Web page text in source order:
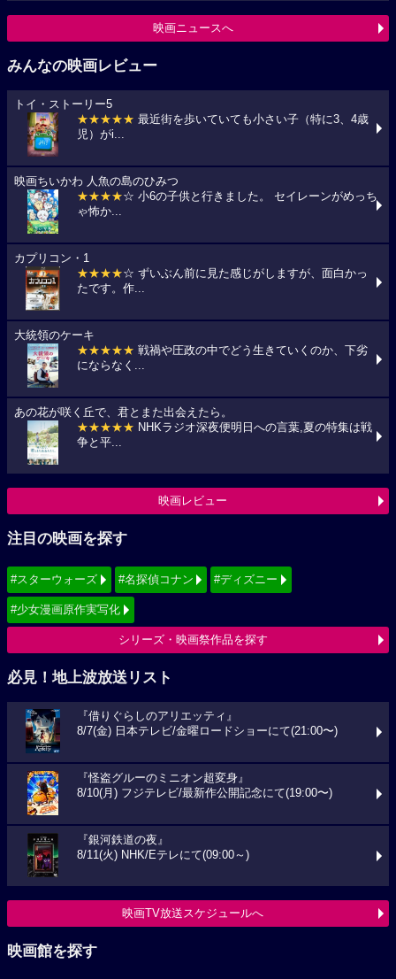
映画ニュースへ
みんなの映画レビュー
トイ・ストーリー5
★★★★★ 最近街を歩いていても小さい子（特に3、4歳
児）がi...
映画ちいかわ 人魚の島のひみつ
★★★★☆ 小6の子供と行きました。 セイレーンがめっち
ゃ怖か...
カプリコン・1
★★★★☆ ずいぶん前に見た感じがしますが、面白かっ
たです。作...
大統領のケーキ
★★★★★ 戦禍や圧政の中でどう生きていくのか、下劣
にならなく...
あの花が咲く丘で、君とまた出会えたら。
★★★★★ NHKラジオ深夜便明日への言葉,夏の特集は戦
争と平...
映画レビュー
注目の映画を探す
#スターウォーズ #名探偵コナン #ディズニー
#少女漫画原作実写化
シリーズ・映画祭作品を探す
必見！地上波放送リスト
『借りぐらしのアリエッティ』
8/7(金) 日本テレビ/金曜ロードショーにて(21:00〜)
『怪盗グルーのミニオン超変身』
8/10(月) フジテレビ/最新作公開記念にて(19:00〜)
『銀河鉄道の夜』
8/11(火) NHK/Eテレにて(09:00～)
映画TV放送スケジュールへ
映画館を探す